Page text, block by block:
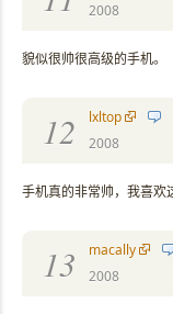
2008
貌似很帅很高级的手机。
12
lxltop
2008
手机真的非常帅，我喜欢
13
macally
2008